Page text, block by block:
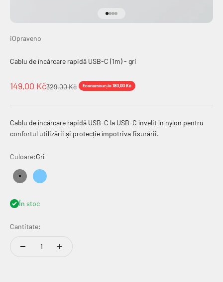
iOpraveno
Cablu de încărcare rapidă USB-C (1m) - gri
Preț redus
149,00 KčPreț normal
329,00 Kč Economisește 180,00 Kč
Cablu de încărcare rapidă USB-C la USB-C învelit în nylon pentru
confortul utilizării și protecție împotriva fisurării.
Culoare:Gri
Gri Albastru Sierra
În stoc
Cantitate: